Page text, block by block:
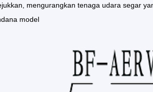
mengurangkan tenaga udara segar
model